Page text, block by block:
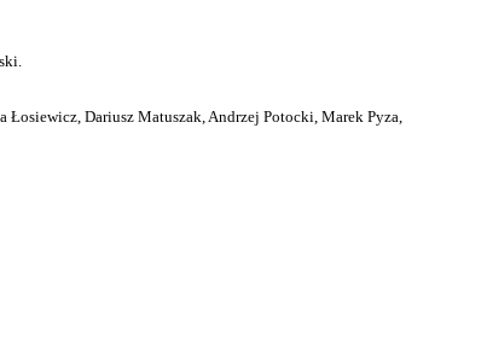
Dariusz Matuszak, Andrzej Potocki, Marek Pyza,